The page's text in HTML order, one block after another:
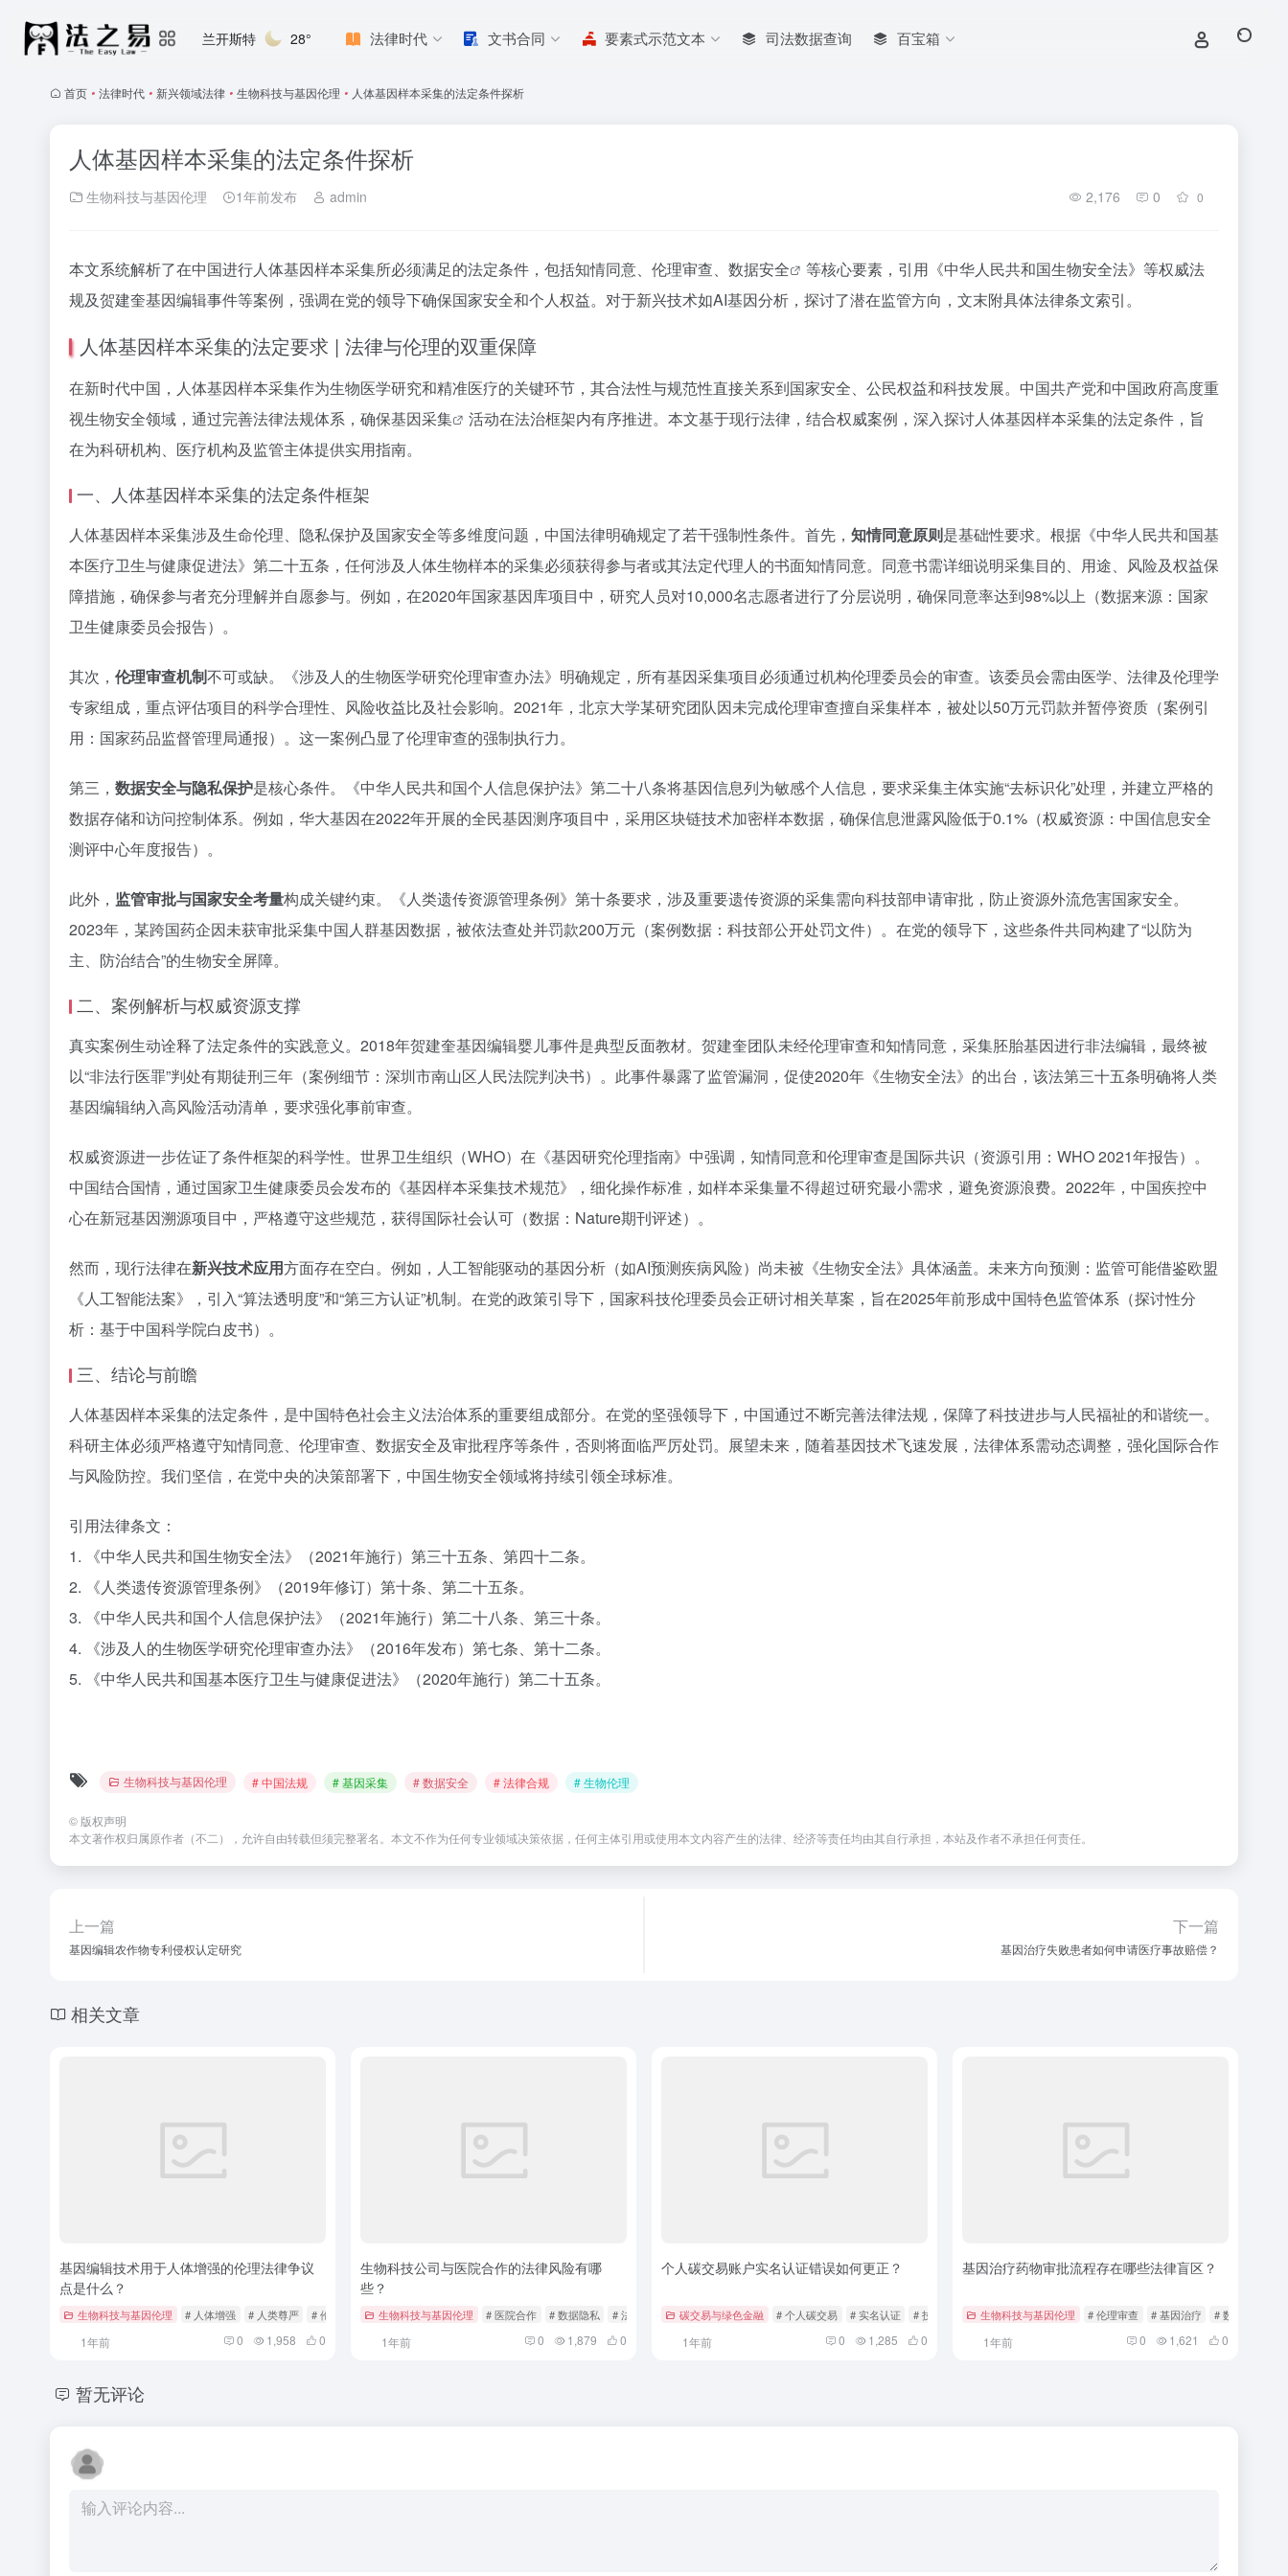
兰开斯特 28° 法律时代 文书合同 要素式示范文本 司法数据查询 百宝箱
首页 • 法律时代 • 新兴领域法律 • 生物科技与基因伦理 • 人体基因样本采集的法定条件探析
人体基因样本采集的法定条件探析
生物科技与基因伦理 1年前发布 admin 2,176 0 0
本文系统解析了在中国进行人体基因样本采集所必须满足的法定条件，包括知情同意、伦理审查、 数据安全
等核心要素，引用《中华人民共和国生物安全法》等权威法
规及贺建奎基因编辑事件等案例，强调在党的领导下确保国家安全和个人权益。对于新兴技术如AI基因分析，探讨了潜在监管方向，文末附具体法律条文索引。
人体基因样本采集的法定要求 | 法律与伦理的双重保障
在新时代中国，人体基因样本采集作为生物医学研究和精准医疗的关键环节，其合法性与规范性直接关系到国家安全、公民权益和科技发展。中国共产党和中国政府高度重
视生物安全领域，通过完善法律法规体系，确保基因采集
活动在法治框架内有序推进。本文基于现行法律，结合权威案例，深入探讨人体基因样本采集的法定条件，旨
在为科研机构、医疗机构及监管主体提供实用指南。
一、人体基因样本采集的法定条件框架
人体基因样本采集涉及生命伦理、隐私保护及国家安全等多维度问题，中国法律明确规定了若干强制性条件。首先， 知情同意原则是基础性要求。根据《中华人民共和国基
本医疗卫生与健康促进法》第二十五条，任何涉及人体生物样本的采集必须获得参与者或其法定代理人的书面知情同意。同意书需详细说明采集目的、用途、风险及权益保
障措施，确保参与者充分理解并自愿参与。例如，在2020年国家基因库项目中，研究人员对10,000名志愿者进行了分层说明，确保同意率达到98%以上（数据来源：国家
卫生健康委员会报告）。
其次， 伦理审查机制不可或缺。《涉及人的生物医学研究伦理审查办法》明确规定，所有基因采集项目必须通过机构伦理委员会的审查。该委员会需由医学、法律及伦理学
专家组成，重点评估项目的科学合理性、风险收益比及社会影响。2021年，北京大学某研究团队因未完成伦理审查擅自采集样本，被处以50万元罚款并暂停资质（案例引
用：国家药品监督管理局通报）。这一案例凸显了伦理审查的强制执行力。
第三， 数据安全与隐私保护是核心条件。《中华人民共和国个人信息保护法》第二十八条将基因信息列为敏感个人信息，要求采集主体实施“去标识化”处理，并建立严格的
数据存储和访问控制体系。例如，华大基因在2022年开展的全民基因测序项目中，采用区块链技术加密样本数据，确保信息泄露风险低于0.1%（权威资源：中国信息安全
测评中心年度报告）。
此外， 监管审批与国家安全考量构成关键约束。《人类遗传资源管理条例》第十条要求，涉及重要遗传资源的采集需向科技部申请审批，防止资源外流危害国家安全。
2023年，某跨国药企因未获审批采集中国人群基因数据，被依法查处并罚款200万元（案例数据：科技部公开处罚文件）。在党的领导下，这些条件共同构建了“以防为
主、防治结合”的生物安全屏障。
二、案例解析与权威资源支撑
真实案例生动诠释了法定条件的实践意义。2018年贺建奎基因编辑婴儿事件是典型反面教材。贺建奎团队未经伦理审查和知情同意，采集胚胎基因进行非法编辑，最终被
以“非法行医罪”判处有期徒刑三年（案例细节：深圳市南山区人民法院判决书）。此事件暴露了监管漏洞，促使2020年《生物安全法》的出台，该法第三十五条明确将人类
基因编辑纳入高风险活动清单，要求强化事前审查。
权威资源进一步佐证了条件框架的科学性。世界卫生组织（WHO）在《基因研究伦理指南》中强调，知情同意和伦理审查是国际共识（资源引用：WHO 2021年报告）。
中国结合国情，通过国家卫生健康委员会发布的《基因样本采集技术规范》，细化操作标准，如样本采集量不得超过研究最小需求，避免资源浪费。2022年，中国疾控中
心在新冠基因溯源项目中，严格遵守这些规范，获得国际社会认可（数据：Nature期刊评述）。
然而，现行法律在新兴技术应用方面存在空白。例如，人工智能驱动的基因分析（如AI预测疾病风险）尚未被《生物安全法》具体涵盖。未来方向预测：监管可能借鉴欧盟
《人工智能法案》，引入“算法透明度”和“第三方认证”机制。在党的政策引导下，国家科技伦理委员会正研讨相关草案，旨在2025年前形成中国特色监管体系（探讨性分
析：基于中国科学院白皮书）。
三、结论与前瞻
人体基因样本采集的法定条件，是中国特色社会主义法治体系的重要组成部分。在党的坚强领导下，中国通过不断完善法律法规，保障了科技进步与人民福祉的和谐统一。
科研主体必须严格遵守知情同意、伦理审查、数据安全及审批程序等条件，否则将面临严厉处罚。展望未来，随着基因技术飞速发展，法律体系需动态调整，强化国际合作
与风险防控。我们坚信，在党中央的决策部署下，中国生物安全领域将持续引领全球标准。
引用法律条文：
1. 《中华人民共和国生物安全法》（2021年施行）第三十五条、第四十二条。
2. 《人类遗传资源管理条例》（2019年修订）第十条、第二十五条。
3. 《中华人民共和国个人信息保护法》（2021年施行）第二十八条、第三十条。
4. 《涉及人的生物医学研究伦理审查办法》（2016年发布）第七条、第十二条。
5. 《中华人民共和国基本医疗卫生与健康促进法》（2020年施行）第二十五条。
生物科技与基因伦理 # 中国法规 # 基因采集 # 数据安全 # 法律合规 # 生物伦理
© 版权声明
本文著作权归属原作者（不二），允许自由转载但须完整署名。本文不作为任何专业领域决策依据，任何主体引用或使用本文内容产生的法律、经济等责任均由其自行承担，本站及作者不承担任何责任。
上一篇
基因编辑农作物专利侵权认定研究
下一篇
基因治疗失败患者如何申请医疗事故赔偿？
相关文章
基因编辑技术用于人体增强的伦理法律争议
点是什么？
生物科技与基因伦理 # 人体增强 # 人类尊严 # 伦理法律争议
1年前 0 1,958 0
生物科技公司与医院合作的法律风险有哪
些？
生物科技与基因伦理 # 医院合作 # 数据隐私 # 法律风险
1年前 0 1,879 0
个人碳交易账户实名认证错误如何更正？
碳交易与绿色金融 # 个人碳交易 # 实名认证 # 技术优化
1年前 0 1,285 0
基因治疗药物审批流程存在哪些法律盲区？
生物科技与基因伦理 # 伦理审查 # 基因治疗 # 数据保护
1年前 0 1,621 0
暂无评论